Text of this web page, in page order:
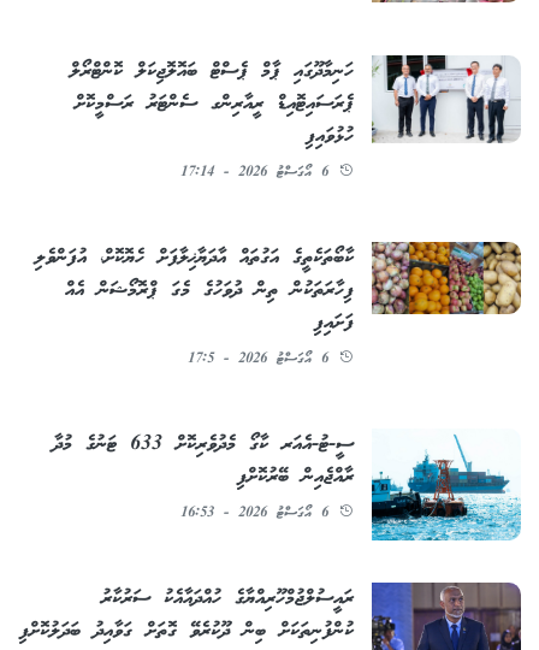
ހަނިމާދޫގައި ޕާމް ޕެސްޓް ބައޮލޮޖިކަލް ކޮންޓްރޯލް
ޕެރަސައިޓޮއިޑް ރީއާރިންގ ސެންޓަރު ރަސްމީކޮށް
ހުޅުވައިފި
6 އޯގަސްޓު 2026 - 17:14
ކާބޯތަކެތީގެ އަގުތައް އާދަޔާޚިލާފަށް ހެޔޮކޮށް، އުފަންވެލި
ފިހާރަތަކުން ތިން ދުވަހުގެ މެގަ ޕްރޮމޯޝަން އެއް
ފަށައިފި
6 އޯގަސްޓު 2026 - 17:5
ސީ-ޓު-އެއަރ ކާގޯ މެދުވެރިކޮށް 633 ޓަނުގެ މުދާ
ރާއްޖެއިން ބޭރުކޮށްފި
6 އޯގަސްޓު 2026 - 16:53
ރައީސުލްޖުމްހޫރިއްޔާގެ ހުއްދައާއެކު ސަރުކާރު
ކުންފުނިތަކަށް ބިން ދޫކުރެވޭ ގޮތަށް ގަވާއިދު ބަދަލުކޮށްފި